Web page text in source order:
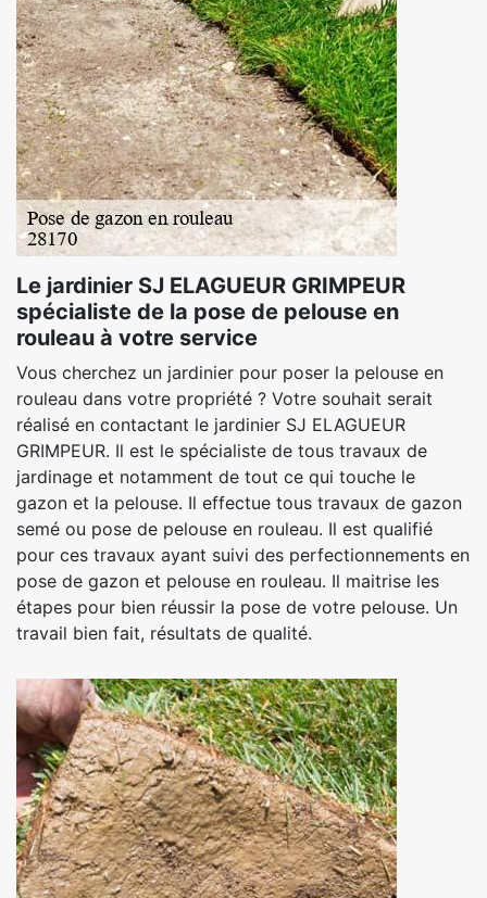
Le jardinier SJ ELAGUEUR GRIMPEUR
spécialiste de la pose de pelouse en
rouleau à votre service
Vous cherchez un jardinier pour poser la pelouse en
rouleau dans votre propriété ? Votre souhait serait
réalisé en contactant le jardinier SJ ELAGUEUR
GRIMPEUR. Il est le spécialiste de tous travaux de
jardinage et notamment de tout ce qui touche le
gazon et la pelouse. Il effectue tous travaux de gazon
semé ou pose de pelouse en rouleau. Il est qualifié
pour ces travaux ayant suivi des perfectionnements en
pose de gazon et pelouse en rouleau. Il maitrise les
étapes pour bien réussir la pose de votre pelouse. Un
travail bien fait, résultats de qualité.